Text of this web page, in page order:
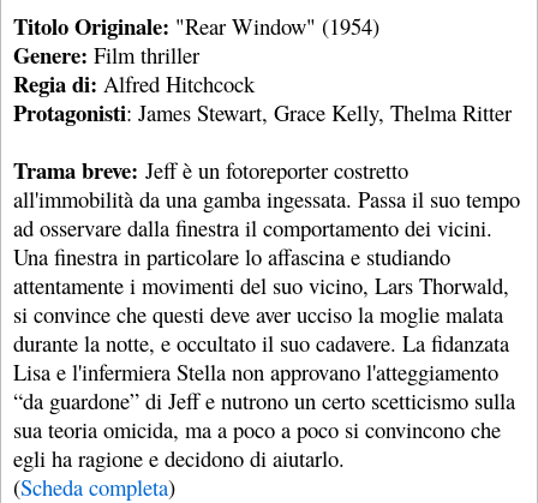
Titolo Originale: "Rear Window" (1954)
Genere: Film thriller
Regia di: Alfred Hitchcock
Protagonisti: James Stewart, Grace Kelly, Thelma Ritter
Trama breve: Jeff è un fotoreporter costretto
all'immobilità da una gamba ingessata. Passa il suo tempo
ad osservare dalla finestra il comportamento dei vicini.
Una finestra in particolare lo affascina e studiando
attentamente i movimenti del suo vicino, Lars Thorwald,
si convince che questi deve aver ucciso la moglie malata
durante la notte, e occultato il suo cadavere. La fidanzata
Lisa e l'infermiera Stella non approvano l'atteggiamento
“da guardone” di Jeff e nutrono un certo scetticismo sulla
sua teoria omicida, ma a poco a poco si convincono che
egli ha ragione e decidono di aiutarlo.
(Scheda completa)